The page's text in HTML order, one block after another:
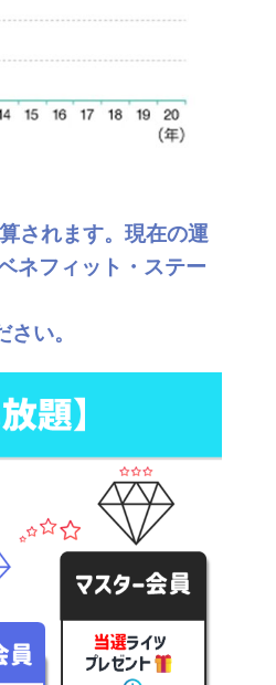
されます。現在の運
ネフィット・ステー
い。